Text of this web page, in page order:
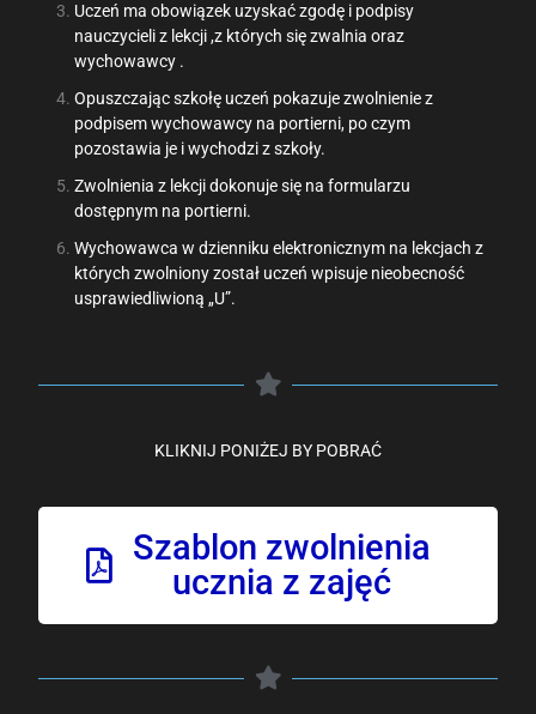
Uczeń ma obowiązek uzyskać zgodę i podpisy
nauczycieli z lekcji ,z których się zwalnia oraz
wychowawcy .
Opuszczając szkołę uczeń pokazuje zwolnienie z
podpisem wychowawcy na portierni, po czym
pozostawia je i wychodzi z szkoły.
Zwolnienia z lekcji dokonuje się na formularzu
dostępnym na portierni.
Wychowawca w dzienniku elektronicznym na lekcjach z
których zwolniony został uczeń wpisuje nieobecność
usprawiedliwioną „U”.
KLIKNIJ PONIŻEJ BY POBRAĆ
Szablon zwolnienia
ucznia z zajęć